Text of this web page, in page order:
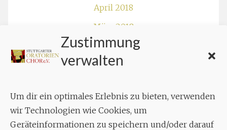
Zustimmung
verwalten
Um dir ein optimales Erlebnis zu bieten, verwenden
wir Technologien wie Cookies, um
Geräteinformationen zu speichern und/oder darauf
Oktober 2017
August 2017
Juli 2017
Juni 2017
April 2017
März 2017